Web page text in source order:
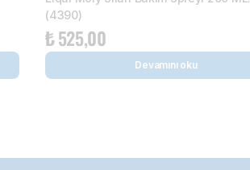
(4390)
₺525,00
Devamını oku